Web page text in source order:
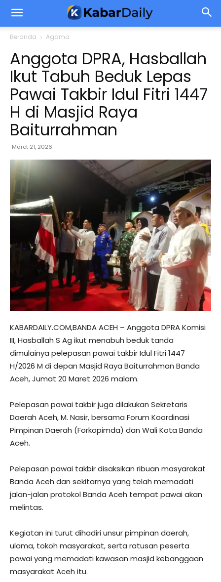
Beranda Agama
Anggota DPRA, Hasballah
Ikut Tabuh Beduk Lepas
Pawai Takbir Idul Fitri 1447
H di Masjid Raya
Baiturrahman
Maret 21, 2026
KABARDAILY.COM,BANDA ACEH – Anggota DPRA Komisi
III, Hasballah S Ag ikut menabuh beduk tanda
dimulainya pelepasan pawai takbir Idul Fitri 1447
H/2026 M di depan Masjid Raya Baiturrahman Banda
Aceh, Jumat 20 Maret 2026 malam.
Pelepasan pawai takbir juga dilakukan Sekretaris
Daerah Aceh, M. Nasir, bersama Forum Koordinasi
Pimpinan Daerah (Forkopimda) dan Wali Kota Banda
Aceh.
Pelepasan pawai takbir disaksikan ribuan masyarakat
Banda Aceh dan sekitarnya yang telah memadati
jalan-jalan protokol Banda Aceh tempat pawai akan
melintas.
Kegiatan ini turut dihadiri unsur pimpinan daerah,
ulama, tokoh masyarakat, serta ratusan peserta
pawai yang memadati kawasan masjid kebanggaan
masyarakat Aceh itu.